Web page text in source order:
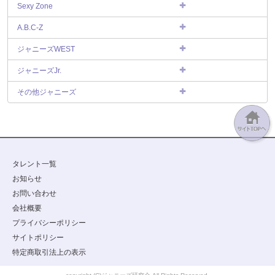
Sexy Zone
A.B.C-Z
ジャニーズWEST
ジャニーズJr.
その他ジャニーズ
タレント一覧
お知らせ
お問い合わせ
会社概要
プライバシーポリシー
サイトポリシー
特定商取引法上の表示